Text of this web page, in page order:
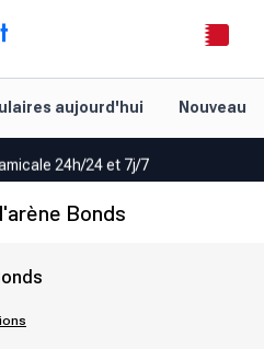
aujourd'hui
pour vos meilleurs jeux
24h/24 et 7j/7
Play et l'App Store
Bonds